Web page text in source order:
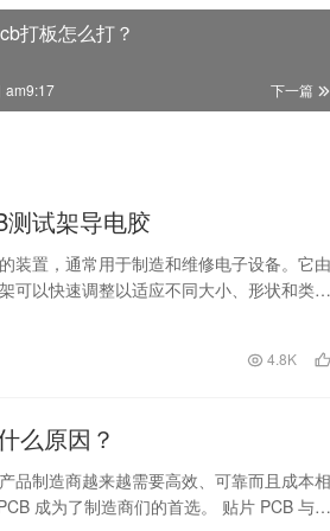
打板怎么打？
下一篇
am9:17
试架导电胶
装置，通常用于制造和维修电子设备。它由
可以快速调整以适应不同大小、形状和类型
4.8K
么原因？
品制造商越来越需要高效、可靠而且成本相
成为了制造商们的首选。 贴片 PCB 与传